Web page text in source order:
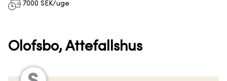
7000 SEK/uge
Olofsbo, Attefallshus